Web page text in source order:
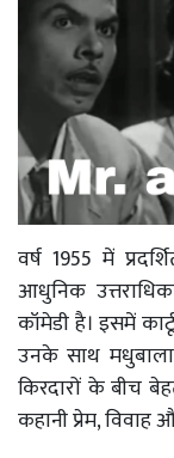
वर्ष 1955 में
आधुनिक
कॉमेडी है। इसमें
उनके साथ
किरदारों के बीच
कहानी प्रेम,